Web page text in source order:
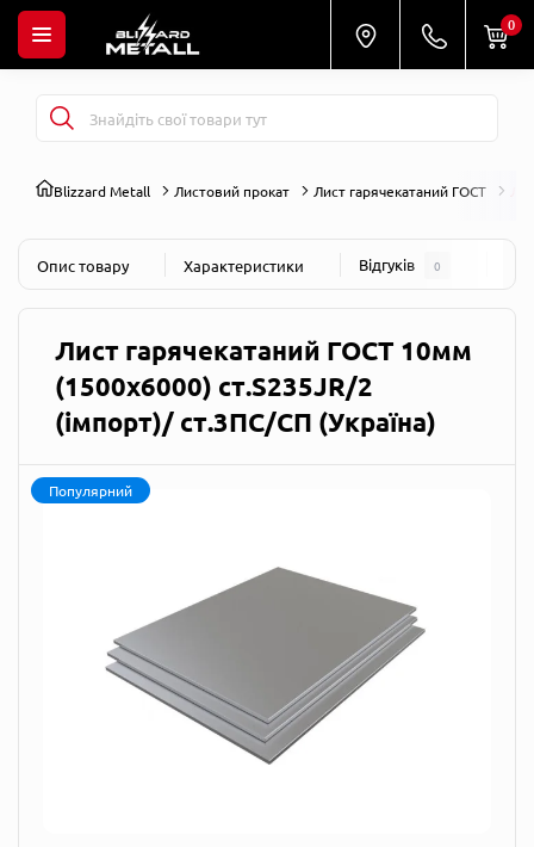
0
Blizzard Metall Листовий прокат Лист гарячекатаний ГОСТ
Опис товару Характеристики Відгуків 0
Лист гарячекатаний ГОСТ 10мм
(1500х6000) ст.S235JR/2
(імпорт)/ ст.3ПС/СП (Україна)
Популярний